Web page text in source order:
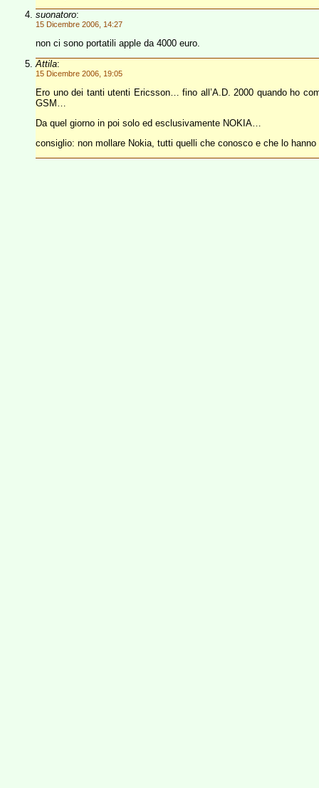
suonatoro:
15 Dicembre 2006, 14:27
non ci sono portatili apple da 4000 euro.
Attila:
15 Dicembre 2006, 19:05
Ero uno dei tanti utenti Ericsson… fino all’A.D. 2000 quando ho
GSM…
Da quel giorno in poi solo ed esclusivamente NOKIA…
consiglio: non mollare Nokia, tutti quelli che conosco e che lo